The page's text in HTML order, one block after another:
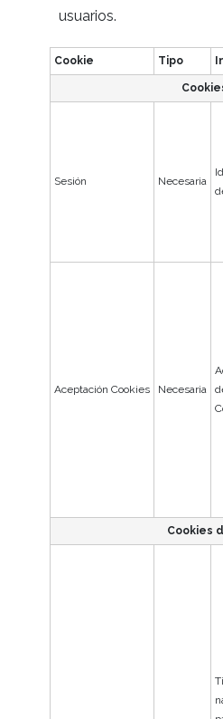
usuarios.
Cookie Tipo
Sesión Necesaria
Aceptación Cookies Necesaria
Cookies